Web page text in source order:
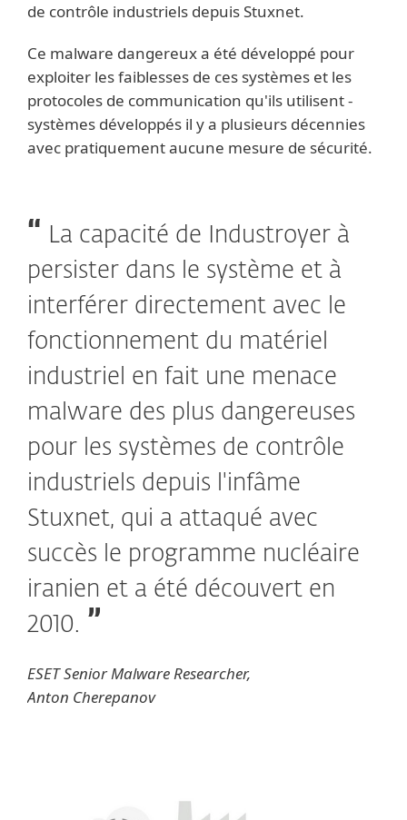
de contrôle industriels depuis Stuxnet.
Ce malware dangereux a été développé pour
exploiter les faiblesses de ces systèmes et les
protocoles de communication qu'ils utilisent -
systèmes développés il y a plusieurs décennies
avec pratiquement aucune mesure de sécurité.
La capacité de Industroyer à
persister dans le système et à
interférer directement avec le
fonctionnement du matériel
industriel en fait une menace
malware des plus dangereuses
pour les systèmes de contrôle
industriels depuis l'infâme
Stuxnet, qui a attaqué avec
succès le programme nucléaire
iranien et a été découvert en
2010.
ESET Senior Malware Researcher,
Anton Cherepanov